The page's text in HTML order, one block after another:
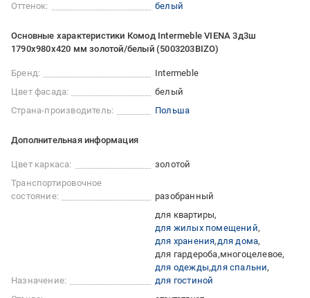
Оттенок:
белый
Основные характеристики Комод Intermeble VIENA 3д3ш
1790x980x420 мм золотой/белый (5003203BIZO)
Бренд:
Intermeble
Цвет фасада:
белый
Страна-производитель:
Польша
Дополнительная информация
Цвет каркаса:
золотой
Транспортировочное
состояние:
разобранный
Назначение:
для квартиры
для жилых помещений
для хранения для дома
для гардероба многоцелевое
для одежды для спальни
для гостиной